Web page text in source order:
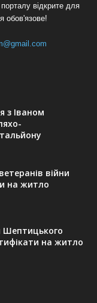
відкрите для
обов'язове!
з Іваном
війни
на житло
Шептицького
на житло